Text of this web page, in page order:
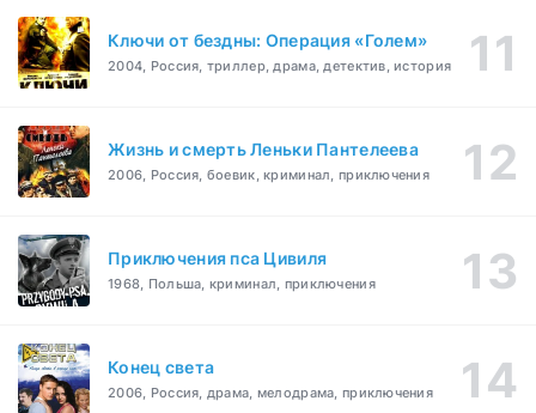
Ключи от бездны: Операция «Голем»
2004, Россия, триллер, драма, детектив, история
Жизнь и смерть Леньки Пантелеева
2006, Россия, боевик, криминал, приключения
Приключения пса Цивиля
1968, Польша, криминал, приключения
Конец света
2006, Россия, драма, мелодрама, приключения